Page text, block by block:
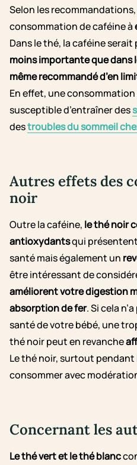
Selon les
consommation de caféine à
Dans le thé, la caféine serait
moins importante que dans
même recommandé d’en
En effet, une
susceptible d’entraîner des
destroubles du sommeil
Autres effets des
noir
Outre la caféine, le thé noir
antioxydantsqui
santé mais également un
être intéressant de
améliorent votre digestion
absorption de fer. Si cela
santé de votre bébé, une
thé noir peut en revanche
Le thé noir, surtout pendant
consommer avec
Concernant les
Le thé vert et le thé blanc